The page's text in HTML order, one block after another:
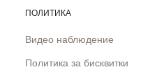
ПОЛИТИКА
Видео наблюдение
Политика за бисквитки